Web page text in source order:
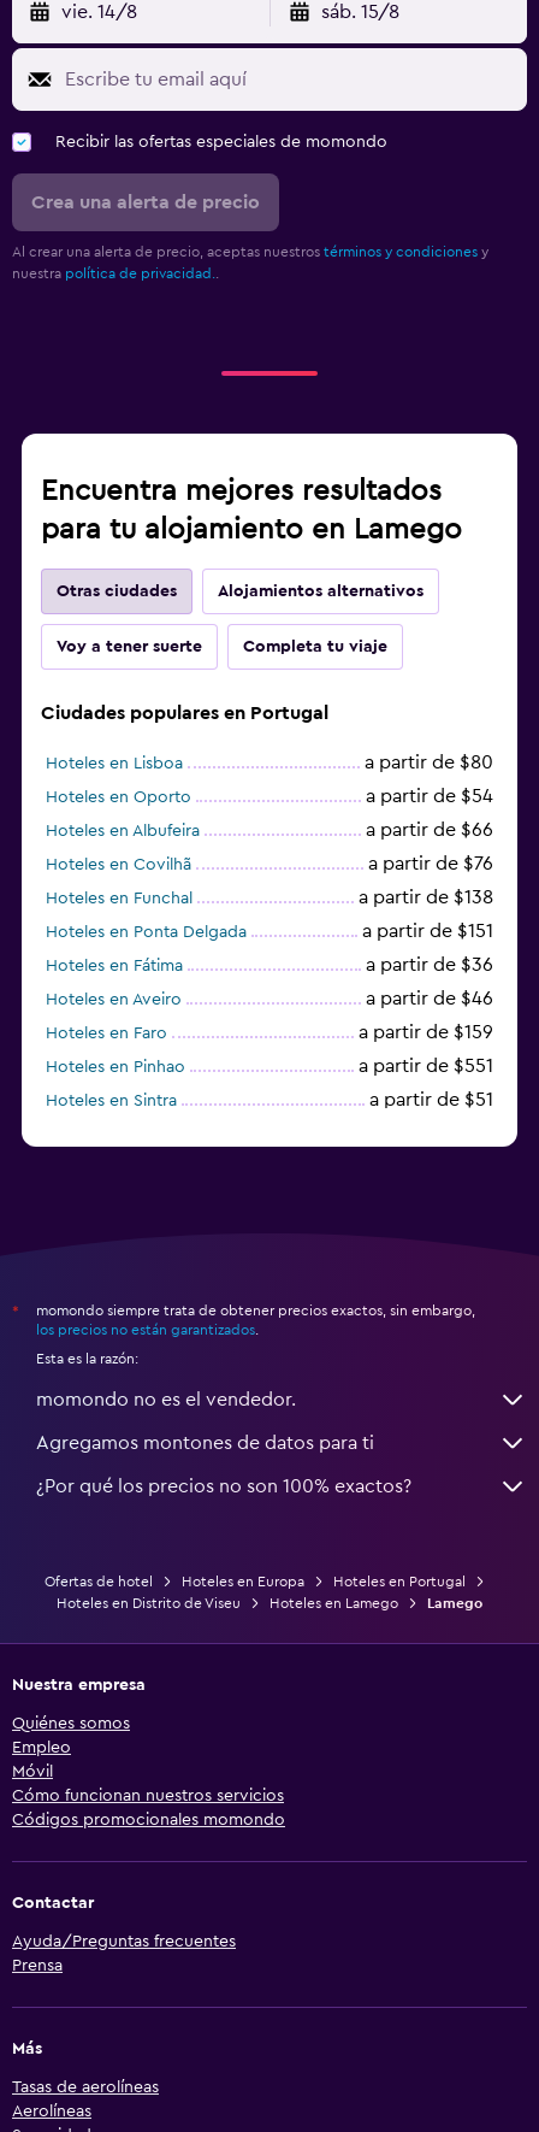
vie. 14/8 sáb. 15/8
Recibir las ofertas especiales de momondo
Crea una alerta de precio
Al crear una alerta de precio, aceptas nuestros términos y condiciones y
nuestra política de privacidad.
Encuentra mejores resultados
para tu alojamiento en Lamego
Otras ciudades Alojamientos alternativos
Voy a tener suerte Completa tu viaje
Ciudades populares en Portugal
Hoteles en Lisboa a partir de $80
Hoteles en Oporto a partir de $54
Hoteles en Albufeira a partir de $66
Hoteles en Covilhã a partir de $76
Hoteles en Funchal a partir de $138
Hoteles en Ponta Delgada a partir de $151
Hoteles en Fátima a partir de $36
Hoteles en Aveiro a partir de $46
Hoteles en Faro a partir de $159
Hoteles en Pinhao a partir de $551
Hoteles en Sintra a partir de $51
*
momondo siempre trata de obtener precios exactos, sin embargo,
los precios no están garantizados
Esta es la razón:
momondo no es el vendedor.
Agregamos montones de datos para ti
¿Por qué los precios no son 100% exactos?
Ofertas de hotel Hoteles en Europa
Hoteles en Portugal
Hoteles en Distrito de Viseu
Hoteles en Lamego Lamego
Nuestra empresa
Quiénes somos
Empleo
Móvil
Cómo funcionan nuestros servicios
Códigos promocionales momondo
Contactar
Ayuda/Preguntas frecuentes
Prensa
Más
Tasas de aerolíneas
Aerolíneas